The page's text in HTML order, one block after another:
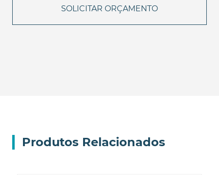
Produtos Relacionados